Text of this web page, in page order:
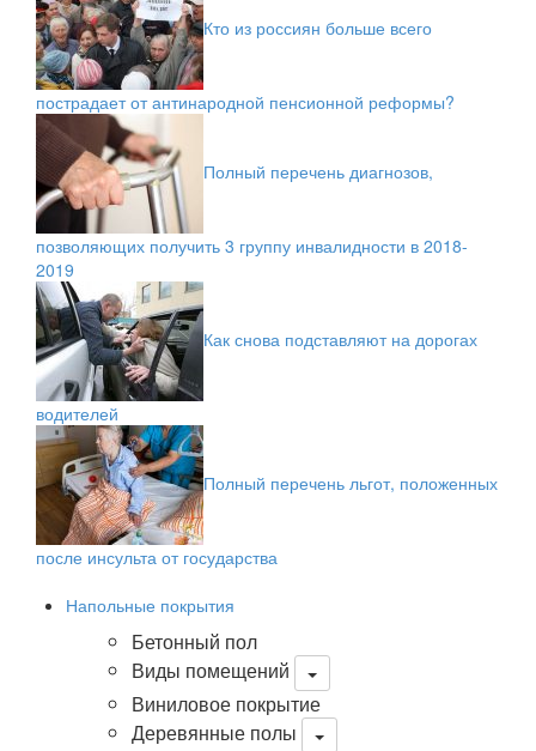
Кто из россиян больше всего
пострадает от антинародной пенсионной реформы?
Полный перечень диагнозов,
позволяющих получить 3 группу инвалидности в 2018-
2019
Как снова подставляют на дорогах
водителей
Полный перечень льгот, положенных
после инсульта от государства
Напольные покрытия
Бетонный пол
Виды помещений
Виниловое покрытие
Деревянные полы